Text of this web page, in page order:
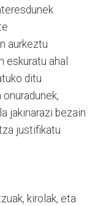
aurkeztu
eskuratu ahal
ditu
jakinarazi bezain
justifikatu
kirolak, eta